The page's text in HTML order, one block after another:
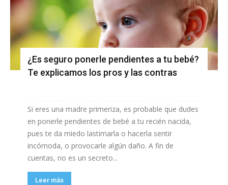
¿Es seguro ponerle pendientes a tu bebé?
Te explicamos los pros y las contras
Si eres una madre primeriza, es probable que dudes
en ponerle pendientes de bebé a tu recién nacida,
pues te da miedo lastimarla o hacerla sentir
incómoda, o provocarle algún daño. A fin de
cuentas, no es un secreto...
Leer más